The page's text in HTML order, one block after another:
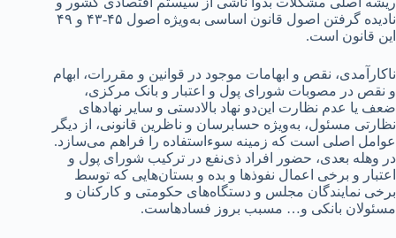
نادیده گرفتن اصول قانون اساسی به‌ویژه اصول ۴۵-۴۳ و ۴۹
این قانون است.
ناکارآمدی، نقص و ابهامات موجود در قوانین و مقررات، ابهام
و نقص در مصوبات شورای پول و اعتبار و بانک مرکزی،
ضعف یا عدم نظارت این‌دو نهاد بالادستی و سایر نهادهای
نظارتی مسئول، به‌ویژه حسابرسان و ناظرین قانونی، از دیگر
عوامل اصلی است که زمینه سوءاستفاده را فراهم می‌سازد.
در وهله بعدی، حضور افراد ذی‌نفع در ترکیب شورای پول و
اعتبار و برخی اعمال نفوذها و بده و بستان‌هایی که توسط
برخی نمایندگان مجلس و دستگاه‌های حکومتی و کارکنان و
مسئولان بانکی و… مسبب بروز فسادهاست.